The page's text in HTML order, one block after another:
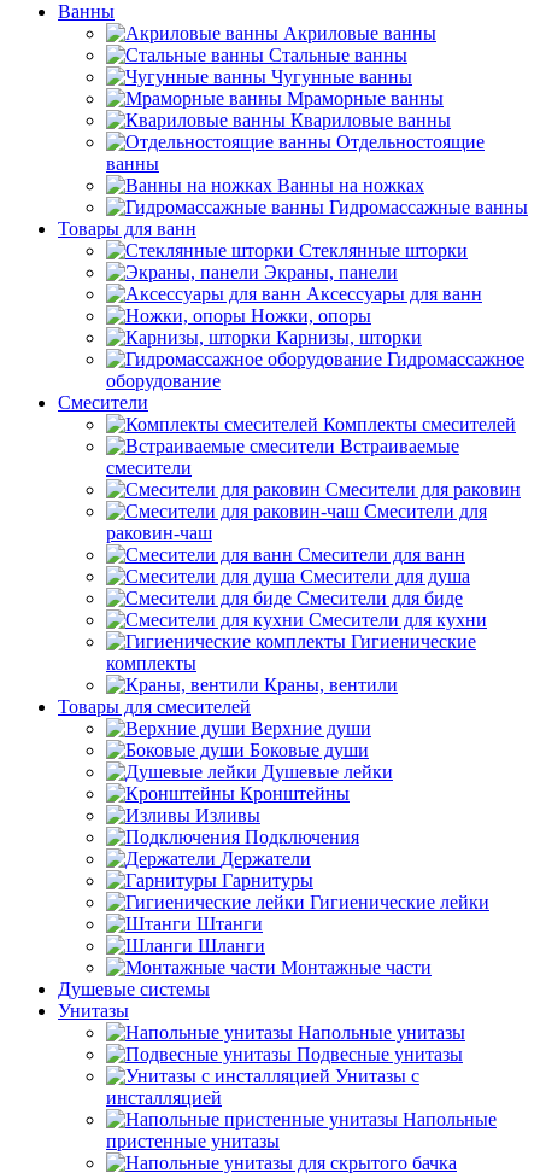
Ванны
Акриловые ванны
Стальные ванны
Чугунные ванны
Мраморные ванны
Квариловые ванны
Отдельностоящие
ванны
Ванны на ножках
Гидромассажные ванны
Товары для ванн
Стеклянные шторки
Экраны, панели
Аксессуары для ванн
Ножки, опоры
Карнизы, шторки
Гидромассажное
оборудование
Смесители
Комплекты смесителей
Встраиваемые
смесители
Смесители для раковин
Смесители для
раковин-чаш
Смесители для ванн
Смесители для душа
Смесители для биде
Смесители для кухни
Гигиенические
комплекты
Краны, вентили
Товары для смесителей
Верхние души
Боковые души
Душевые лейки
Кронштейны
Изливы
Подключения
Держатели
Гарнитуры
Гигиенические лейки
Штанги
Шланги
Монтажные части
Душевые системы
Унитазы
Напольные унитазы
Подвесные унитазы
Унитазы с
инсталляцией
Напольные
пристенные унитазы